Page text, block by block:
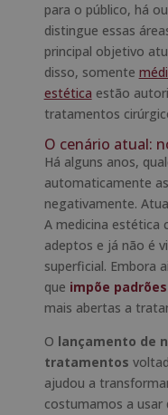
para o público, há
distingue essas
principal objetivo
disso, somente
estética estão
tratamentos
O cenário atual:
Há alguns anos,
automaticamente
negativamente.
A medicina estética
adeptos e já não é
superficial. Embora
que impõe
mais abertas a
O lançamento de
tratamentos
ajudou a
costumamos a